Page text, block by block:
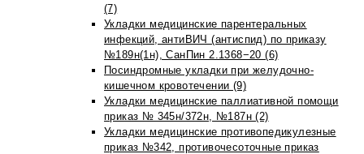
(7)
Укладки медицинские парентеральных
инфекций, антиВИЧ (антиспид) по приказу
№189н(1н), СанПин 2.1368−20 (6)
Посиндромные укладки при желудочно-
кишечном кровотечении (9)
Укладки медицинские паллиативной помощи
приказ № 345н/372н, №187н (2)
Укладки медицинские противопедикулезные
приказ №342, противочесоточные приказ